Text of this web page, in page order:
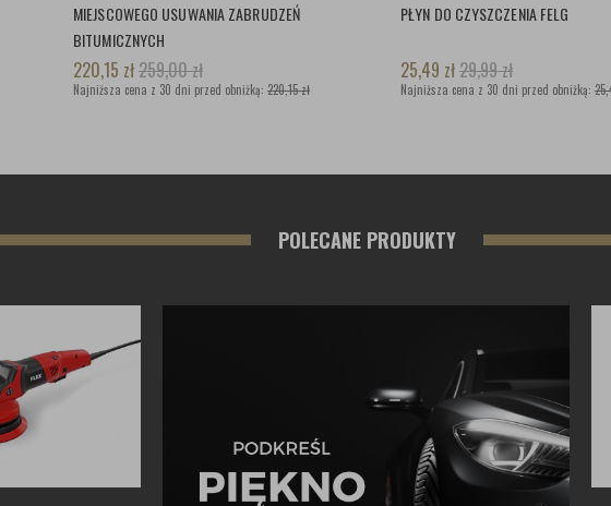
MIEJSCOWEGO USUWANIA ZABRUDZEŃ
BITUMICZNYCH
220,15 zł259,00zł
Najniższa cena z 30 dni przed obniżką: 220,15 zł
PŁYN DO CZYSZCZENIA FELG
25,49 zł29,99zł
Najniższa cena z 30 dni przed obniżką:
POLECANE PRODUKTY
ZOBACZ WIĘCEJ